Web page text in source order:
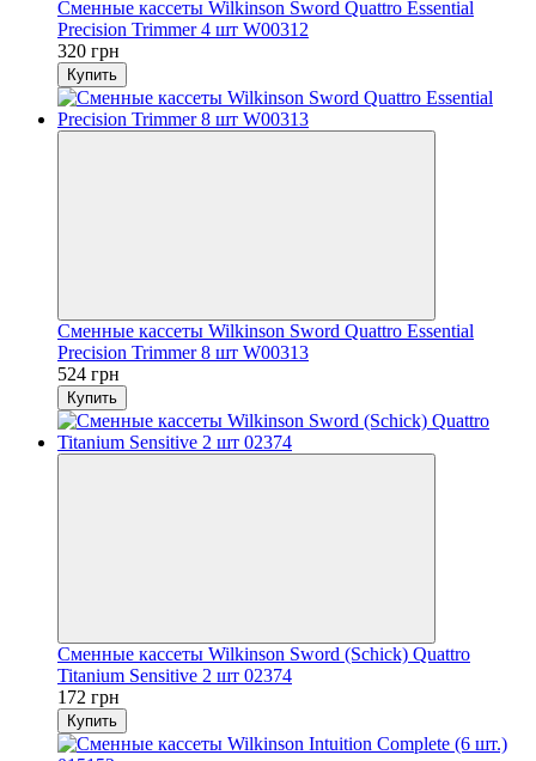
Сменные кассеты Wilkinson Sword Quattro Essential
Precision Trimmer 4 шт W00312
320 грн
Купить
Сменные кассеты Wilkinson Sword Quattro Essential
Precision Trimmer 8 шт W00313
524 грн
Купить
Сменные кассеты Wilkinson Sword (Schick) Quattro
Titanium Sensitive 2 шт 02374
172 грн
Купить